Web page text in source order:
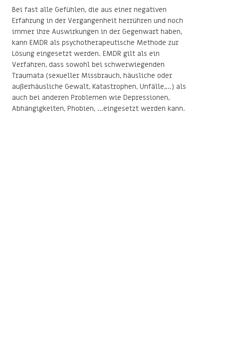
Bei fast alle Gefühlen, die aus einer negativen
Erfahrung in der Vergangenheit herrühren und noch
immer ihre Auswirkungen in der Gegenwart haben,
kann EMDR als psychotherapeutische Methode zur
Lösung eingesetzt werden. EMDR gilt als ein
Verfahren, dass sowohl bei schwerwiegenden
Traumata (sexueller Missbrauch, häusliche oder
außerhäusliche Gewalt, Katastrophen, Unfälle,...) als
auch bei anderen Problemen wie Depressionen,
Abhängigkeiten, Phobien, ...eingesetzt werden kann.